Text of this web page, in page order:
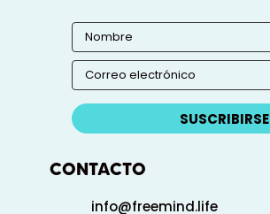
SUSCRIBIRSE
CONTACTO
info@freemind.life